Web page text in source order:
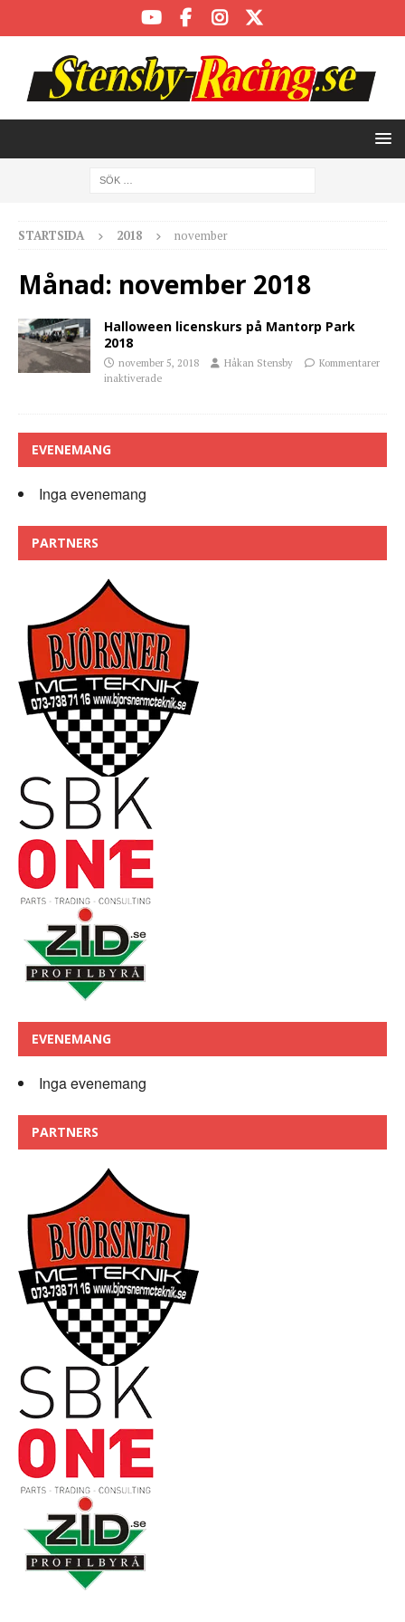
STARTSIDA 2018 november
Månad: november 2018
Halloween licenskurs på Mantorp Park
2018
november 5, 2018 Håkan Stensby
Kommentarer
inaktiverade
EVENEMANG
Inga evenemang
PARTNERS
EVENEMANG
Inga evenemang
PARTNERS